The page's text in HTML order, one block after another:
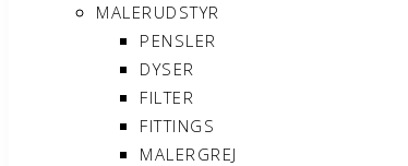
MALERUDSTYR
PENSLER
DYSER
FILTER
FITTINGS
MALERGREJ